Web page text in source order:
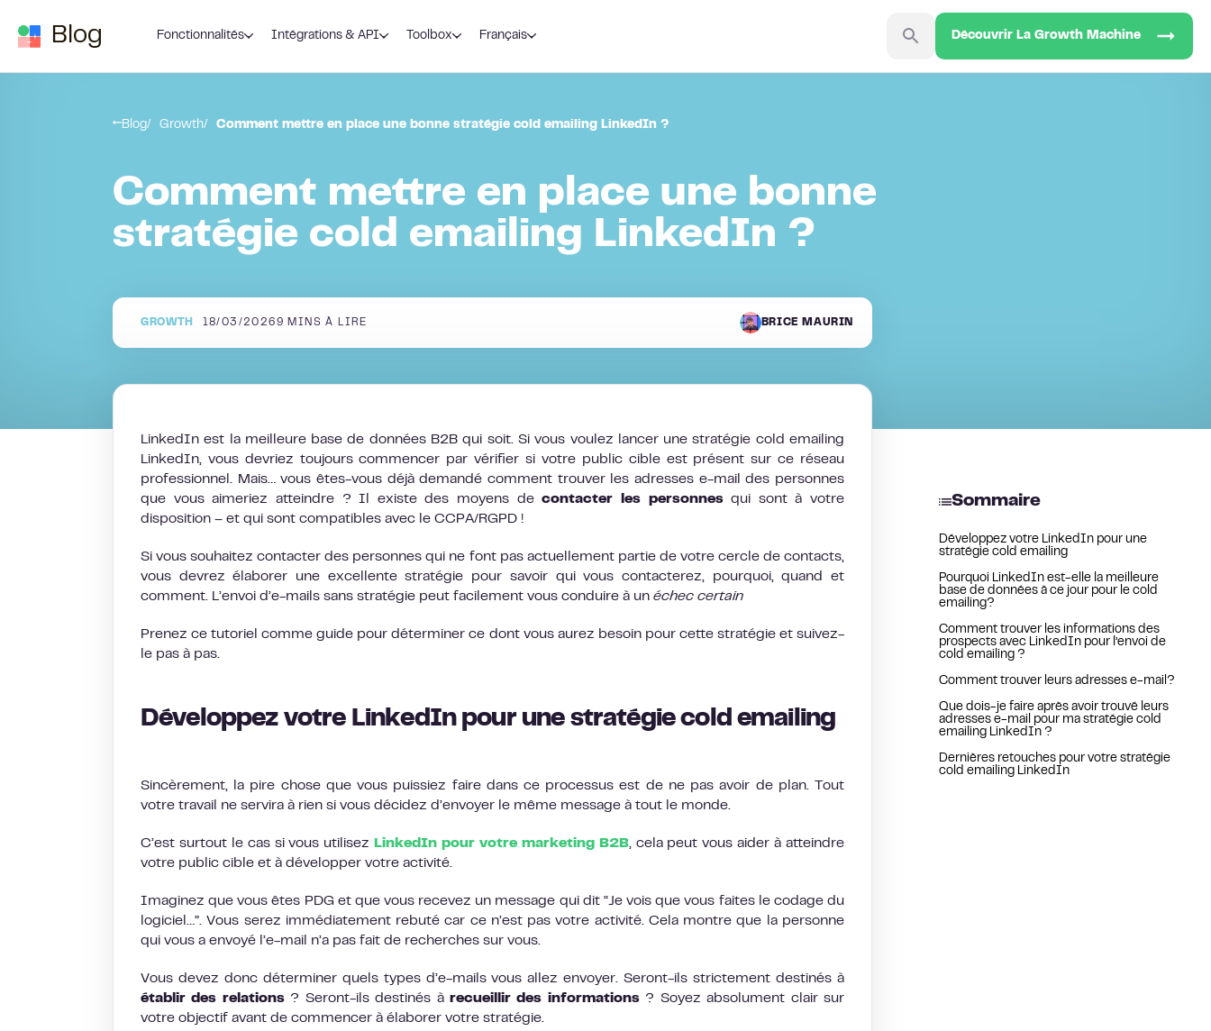
Blog Fonctionnalités Intégrations & API Toolbox Français Découvrir La Growth Machine
Blog Growth Comment mettre en place une bonne stratégie cold emailing LinkedIn ?
Comment mettre en place une bonne
stratégie cold emailing LinkedIn ?
GROWTH 18/03/2026 9 MINS À LIRE BRICE MAURIN
Sommaire
Développez votre LinkedIn pour une
stratégie cold emailing
Pourquoi LinkedIn est-elle la meilleure
base de données à ce jour pour le cold
emailing?
Comment trouver les informations des
prospects avec LinkedIn pour l’envoi de
cold emailing ?
Comment trouver leurs adresses e-mail?
Que dois-je faire après avoir trouvé leurs
adresses e-mail pour ma stratégie cold
emailing LinkedIn ?
Dernières retouches pour votre stratégie
cold emailing LinkedIn
LinkedIn est la meilleure base de données B2B qui soit. Si vous voulez lancer une stratégie cold emailing
LinkedIn, vous devriez toujours commencer par vérifier si votre public cible est présent sur ce réseau
professionnel. Mais… vous êtes-vous déjà demandé comment trouver les adresses e-mail des personnes
que vous aimeriez atteindre ? Il existe des moyens decontacter les personnesqui sont à votre
disposition – et qui sont compatibles avec le CCPA/RGPD !
Si vous souhaitez contacter des personnes qui ne font pas actuellement partie de votre cercle de contacts,
vous devrez élaborer une excellente stratégie pour savoir qui vous contacterez, pourquoi, quand et
comment. L’envoi d’e-mails sans stratégie peut facilement vous conduire à un échec certain
Prenez ce tutoriel comme guide pour déterminer ce dont vous aurez besoin pour cette stratégie et suivez-
le pas à pas.
Développez votre LinkedInpour une stratégie cold emailing
Sincèrement, la pire chose que vous puissiez faire dans ce processus est de ne pas avoir de plan. Tout
votre travail ne servira à rien si vous décidez d’envoyer le même message à tout le monde.
C’est surtout le cas si vous utilisez LinkedIn pour votre marketing B2B, cela peut vous aider à atteindre
votre public cible et à développer votre activité.
Imaginez que vous êtes PDG et que vous recevez un message qui dit “Je vois que vous faites le codage du
logiciel…”. Vous serez immédiatement rebuté car ce n’est pas votre activité. Cela montre que la personne
qui vous a envoyé l’e-mail n’a pas fait de recherches sur vous.
Vous devez donc déterminer quels types d’e-mails vous allez envoyer. Seront-ils strictement destinés à
établir des relations? Seront-ils destinés àrecueillir des informations? Soyez absolument clair sur
votre objectif avant de commencer à élaborer votre stratégie.